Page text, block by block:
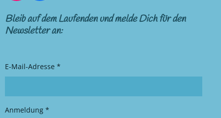
n
s
t
a
a
a
c
e
b
k
Bleib auf dem Laufenden und melde Dich für den
Newsletter an:
E-Mail-Adresse *
Anmeldung *